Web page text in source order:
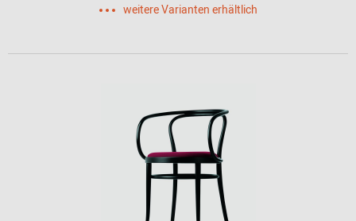
weitere Varianten erhältlich